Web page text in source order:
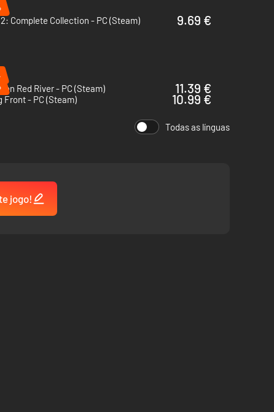
uma sensação de autenticidade. Mergulha em
e veículos cuidadosamente recriados da era da
Complete Collection - PC (Steam)
9.69 €
Red River - PC (Steam)
11.39 €
Front - PC (Steam)
10.99 €
Todas as línguas
jogo!